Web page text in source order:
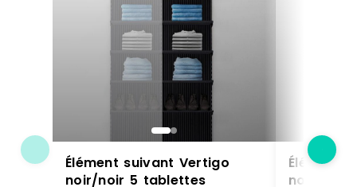
Élément suivant Vertigo
noir/noir 5 tablettes
Élément
noir/noir